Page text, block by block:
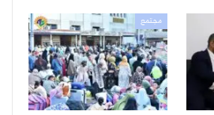
مجتمع